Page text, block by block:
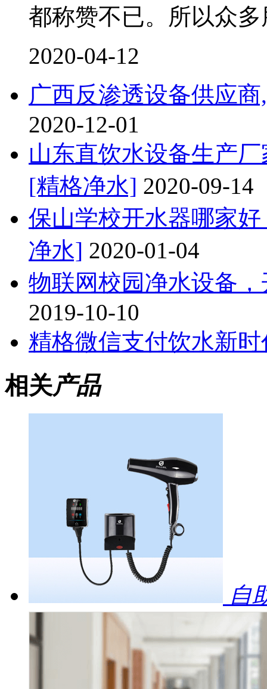
都称赞不已。所以众
2020-04-12
广西反渗透设备供应
2020-12-01
山东直饮水设备生产
[精格净水] 2020-09-14
保山学校开水器哪家
净水] 2020-01-04
物联网校园净水设备
2019-10-10
精格微信支付饮水新
相关产品
自